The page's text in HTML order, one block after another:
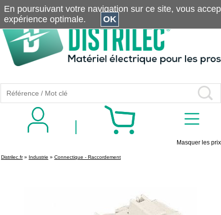
Masquer les prix
Distrilec.fr» Industrie » Connectique - Raccordement
En poursuivant votre navigation sur ce site, vous
expérience optimale.
OK